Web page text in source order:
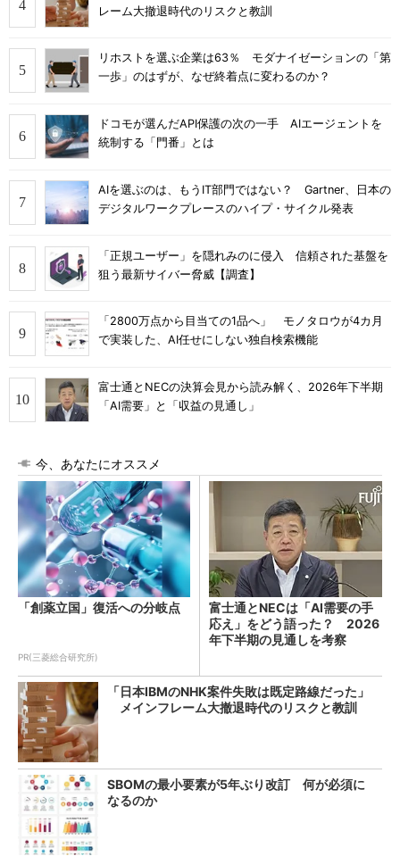
レーム大撤退時代のリスクと教訓
リホストを選ぶ企業は63％ モダナイゼーションの「第
一歩」のはずが、なぜ終着点に変わるのか？
ドコモが選んだAPI保護の次の一手 AIエージェントを
統制する「門番」とは
AIを選ぶのは、もうIT部門ではない？ Gartner、日本の
デジタルワークプレースのハイプ・サイクル発表
「正規ユーザー」を隠れみのに侵入 信頼された基盤を
狙う最新サイバー脅威【調査】
「2800万点から目当ての1品へ」 モノタロウが4カ月
で実装した、AI任せにしない独自検索機能
富士通とNECの決算会見から読み解く、2026年下半期
「AI需要」と「収益の見通し」
今、あなたにオススメ
「創薬立国」復活への分岐点
PR(三菱総合研究所)
富士通とNECは「AI需要の手
応え」をどう語った？ 2026
年下半期の見通しを考察
「日本IBMのNHK案件失敗は既定路線だった」
メインフレーム大撤退時代のリスクと教訓
SBOMの最小要素が5年ぶり改訂 何が必須に
なるのか